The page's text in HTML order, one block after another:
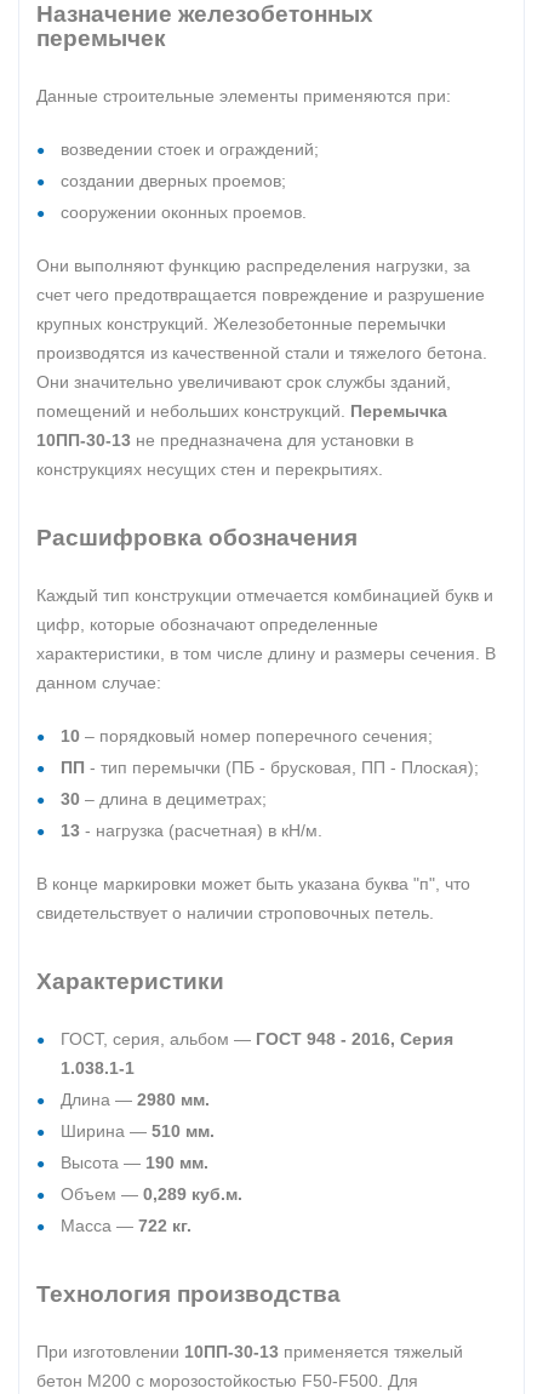
Назначение железобетонных
перемычек
Данные строительные элементы применяются при:
возведении стоек и ограждений;
создании дверных проемов;
сооружении оконных проемов.
Они выполняют функцию распределения нагрузки, за
счет чего предотвращается повреждение и разрушение
крупных конструкций. Железобетонные перемычки
производятся из качественной стали и тяжелого бетона.
Они значительно увеличивают срок службы зданий,
помещений и небольших конструкций. Перемычка
10ПП-30-13 не предназначена для установки в
конструкциях несущих стен и перекрытиях.
Расшифровка обозначения
Каждый тип конструкции отмечается комбинацией букв и
цифр, которые обозначают определенные
характеристики, в том числе длину и размеры сечения. В
данном случае:
10 ‒ порядковый номер поперечного сечения;
ПП - тип перемычки (ПБ - брусковая, ПП - Плоская);
30 ‒ длина в дециметрах;
13 - нагрузка (расчетная) в кН/м.
В конце маркировки может быть указана буква "п", что
свидетельствует о наличии строповочных петель.
Характеристики
ГОСТ, серия, альбом — ГОСТ 948 - 2016, Серия
1.038.1-1
Длина — 2980 мм.
Ширина — 510 мм.
Высота — 190 мм.
Объем — 0,289 куб.м.
Масса — 722 кг.
Технология производства
При изготовлении 10ПП-30-13 применяется тяжелый
бетон М200 с морозостойкостью F50-F500. Для